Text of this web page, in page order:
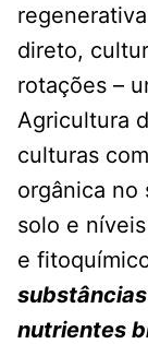
direto,
rotações –
Agricultura
culturas
orgânica no
solo e
e
nutrientes